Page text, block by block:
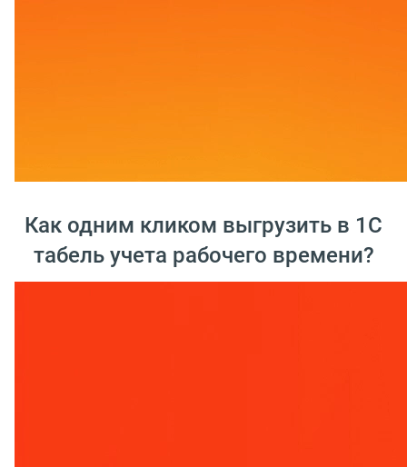
Как одним кликом выгрузить в 1С
табель учета рабочего времени?